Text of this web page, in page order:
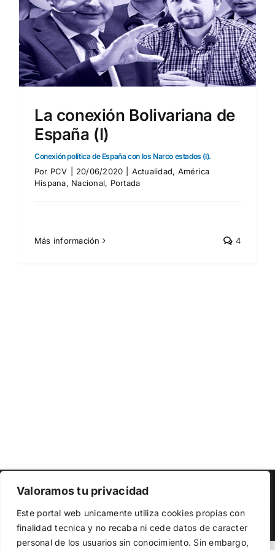
Valoramos tu privacidad
Este portal web unicamente utiliza cookies propias con
finalidad tecnica y no recaba ni cede datos de caracter
personal de los usuarios sin conocimiento. Sin embargo,
La conexión Bolivariana de
España (I)
Conexión política de España con los Narco estados (I).
Por PCV 20/06/2020 Actualidad, América
Hispana, Nacional, Portada
Más información 4
Copyright 2023 | Democracia Nacional
Facebook
TwitterInstagram
el funcionamiento de la web, medir su uso y mejorar
nuestros servicios. Puede aceptar todas las cookies,
rechazar las no necesarias o configurar sus preferencias.